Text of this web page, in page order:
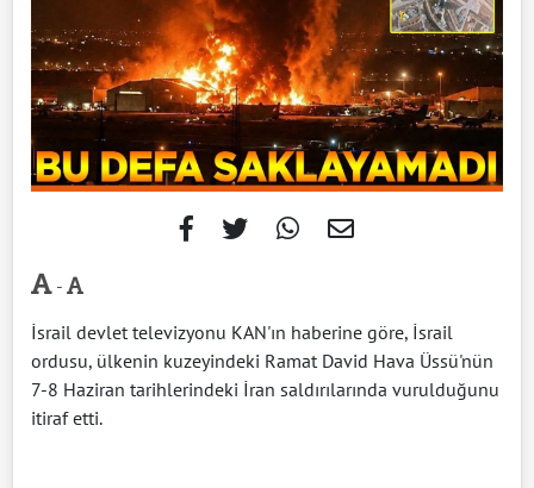
-
İsrail devlet televizyonu KAN'ın haberine göre, İsrail
ordusu, ülkenin kuzeyindeki Ramat David Hava Üssü'nün
7-8 Haziran tarihlerindeki İran saldırılarında vurulduğunu
itiraf etti.